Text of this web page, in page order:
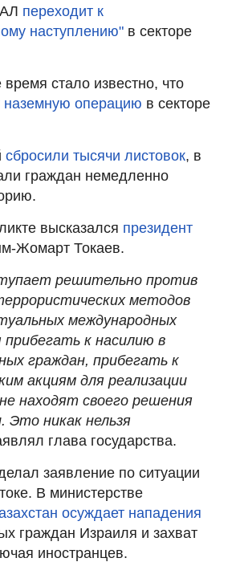
переходит к
наступлению" в секторе
время стало известно, что
наземную операцию в секторе
сбросили тысячи листовок, в
граждан немедленно
высказался президент
Жомарт Токаев.
решительно против
методов
международных
прибегать к насилию в
граждан, прибегать к
акциям для реализации
находят своего решения
Это никак нельзя
глава государства.
заявление по ситуации
В министерстве
осуждает нападения
граждан Израиля и захват
иностранцев.